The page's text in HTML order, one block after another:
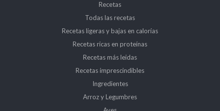
Recetas
Todas las recetas
Recetas ligeras y bajas en calorías
Recetas ricas en proteínas
Recetas más leidas
Recetas imprescindibles
Ingredientes
Arroz y Legumbres